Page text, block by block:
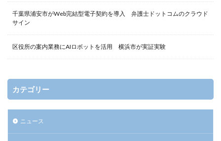
千葉県浦安市がWeb完結型電子契約を導入 弁護士ドットコムのクラウド
サイン
区役所の案内業務にAIロボットを活用 横浜市が実証実験
カテゴリー
ニュース